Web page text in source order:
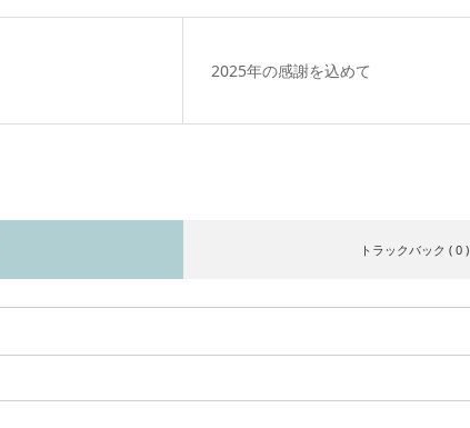
2025年の感謝を込めて
トラックバック ( 0 )